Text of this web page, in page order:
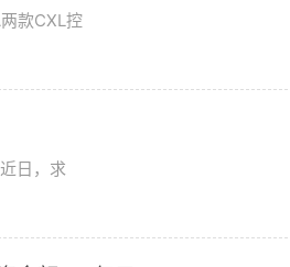
款CXL控
日，求